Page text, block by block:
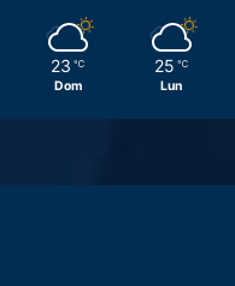
23 ℃
Dom
25 ℃
Lun